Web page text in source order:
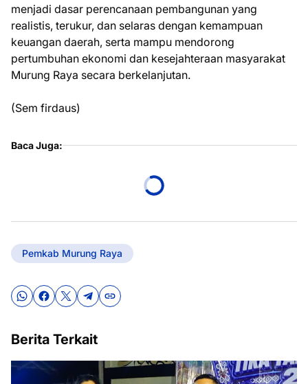
menjadi dasar perencanaan pembangunan yang
realistis, terukur, dan selaras dengan kemampuan
keuangan daerah, serta mampu mendorong
pertumbuhan ekonomi dan kesejahteraan masyarakat
Murung Raya secara berkelanjutan.
(Sem firdaus)
Baca Juga:
Pemkab Murung Raya
Berita Terkait